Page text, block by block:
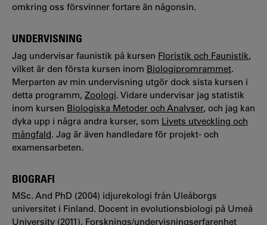
omkring oss försvinner fortare än någonsin.
UNDERVISNING
Jag undervisar faunistik på kursen Floristik och Faunistik,
vilket är den första kursen inom Biologipromrammet.
Merparten av min undervisning utgör dock sista kursen i
detta programm, Zoologi. Vidare undervisar jag statistik
inom kursen Biologiska Metoder och Analyser, och jag kan
dyka upp i några andra kurser, som Livets utveckling och
mångfald. Jag är även handledare för projekt- och
examensarbeten.
BIOGRAFI
MSc. And PhD (2004) idjurekologi från Uleåborgs
universitet i Finland. Docent in evolutionsbiologi på Umeå
University (2011). Forsknings/undervisningserfarenhet